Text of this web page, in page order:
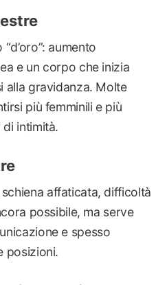
aumento
e un corpo che inizia
alla gravidanza. Molte
più femminili e più
intimità.
affaticata, difficoltà
possibile, ma serve
e spesso
posizioni.